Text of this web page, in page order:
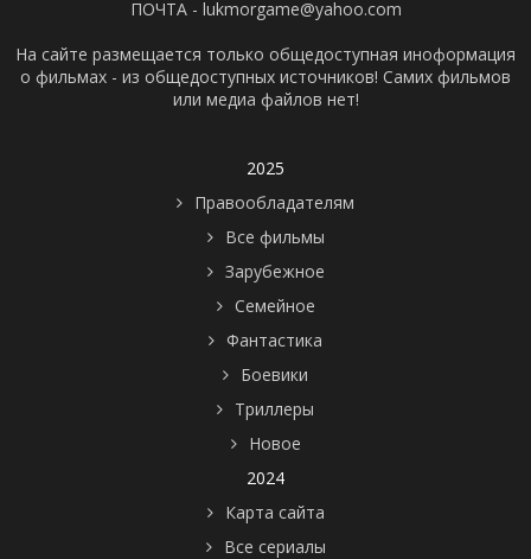
ПОЧТА - lukmorgame@yahoo.com
На сайте размещается только общедоступная иноформация
о фильмах - из общедоступных источников! Самих фильмов
или медиа файлов нет!
2025
Правообладателям
Все фильмы
Зарубежное
Семейное
Фантастика
Боевики
Триллеры
Новое
2024
Карта сайта
Все сериалы